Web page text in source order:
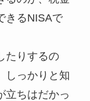
きるNISAで
たりするの
しっかりと知
立ちはだかっ